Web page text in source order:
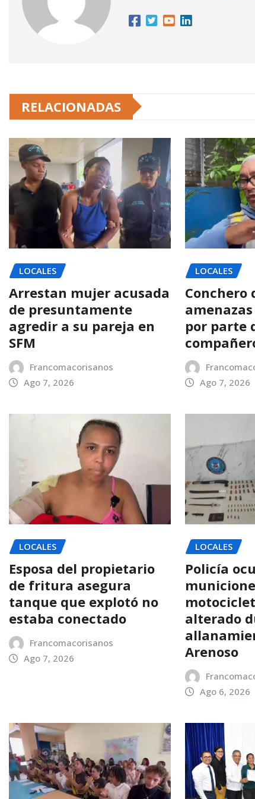
RELACIONADAS
LOCALES
Arrestan mujer acusada
de presuntamente
agredir a su pareja en
SFM
Francomacorisanos
Ago 7, 2026
LOCALES
Conchero
por parte
Ago 7, 2026
LOCALES
Esposa del propietario
de fritura asegura
tanque que explotó no
estaba conectado
Francomacorisanos
Ago 7, 2026
LOCALES
Policía
alterado
Arenoso
Ago 6, 2026